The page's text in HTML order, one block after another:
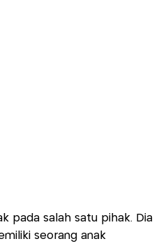
pada salah satu pihak. Dia
seorang anak